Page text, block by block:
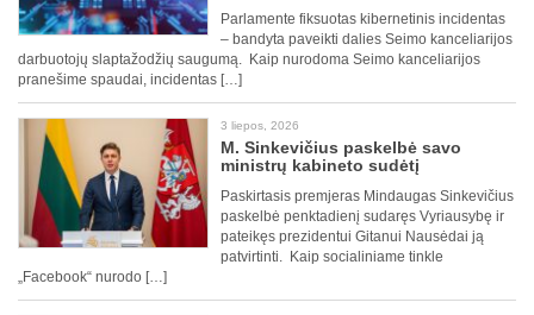
Parlamente fiksuotas kibernetinis incidentas
– bandyta paveikti dalies Seimo kanceliarijos
darbuotojų slaptažodžių saugumą. Kaip nurodoma Seimo kanceliarijos
pranešime spaudai, incidentas […]
3 liepos, 2026
M. Sinkevičius paskelbė savo
ministrų kabineto sudėtį
Paskirtasis premjeras Mindaugas Sinkevičius
paskelbė penktadienį sudaręs Vyriausybę ir
pateikęs prezidentui Gitanui Nausėdai ją
patvirtinti. Kaip socialiniame tinkle
„Facebook“ nurodo […]